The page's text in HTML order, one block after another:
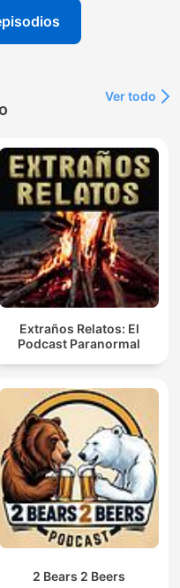
Ver todo
Extraños Relatos: El
Podcast Paranormal
2 Bears 2 Beers